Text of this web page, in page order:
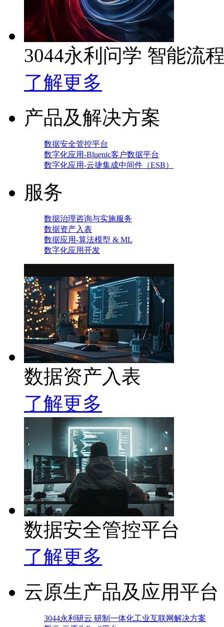
3044永利问学 智能流
了解更多
产品及解决方案
数据安全管控平台
数字化应用-Bluenic客户数据平台
数字化应用-云捷集成中间件（ESB）
服务
数据治理咨询与实施服务
数据资产入表
数据应用-算法模型 & ML
数字化应用开发
数据资产入表
了解更多
数据安全管控平台
了解更多
云原生产品及应用平台
3044永利研云 研制一体化工业互联网解决方案